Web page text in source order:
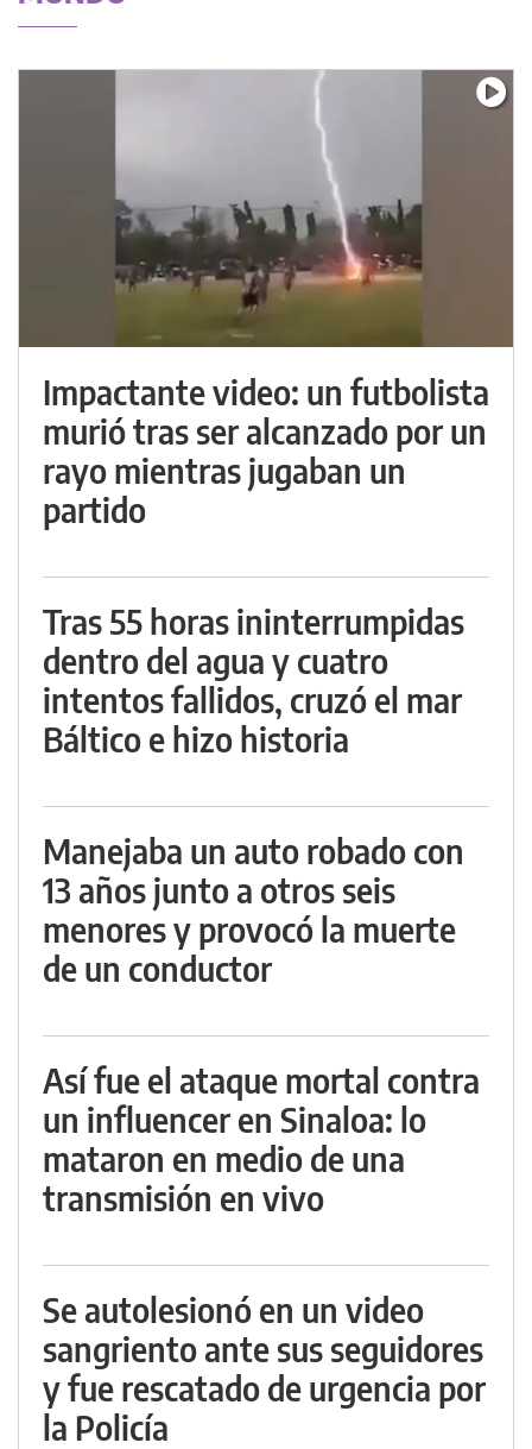
Impactante video: un futbolista
murió tras ser alcanzado por un
rayo mientras jugaban un
partido
Tras 55 horas ininterrumpidas
dentro del agua y cuatro
intentos fallidos, cruzó el mar
Báltico e hizo historia
Manejaba un auto robado con
13 años junto a otros seis
menores y provocó la muerte
de un conductor
Así fue el ataque mortal contra
un influencer en Sinaloa: lo
mataron en medio de una
transmisión en vivo
Se autolesionó en un video
sangriento ante sus seguidores
y fue rescatado de urgencia por
la Policía